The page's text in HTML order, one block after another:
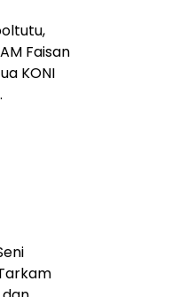
Faisan
KONI